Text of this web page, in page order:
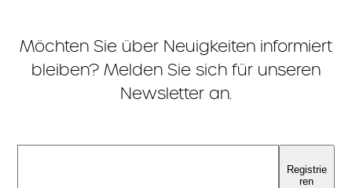
Möchten Sie über Neuigkeiten informiert
bleiben? Melden Sie sich für unseren
Newsletter an.
Registrie
ren